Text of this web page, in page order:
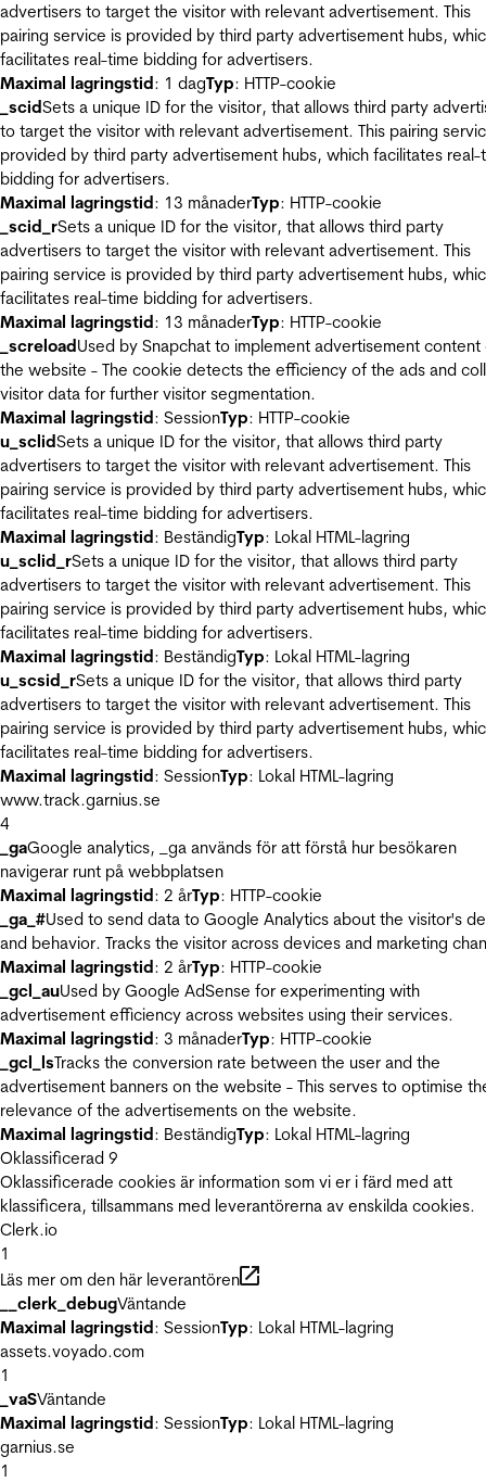
advertisers to target the visitor with relevant advertisement. This
pairing service is provided by third party advertisement hubs,
facilitates real-time bidding for advertisers.
Maximal lagringstid: 1 dagTyp: HTTP-cookie
_scidSets a unique ID for the visitor, that allows third party
to target the visitor with relevant advertisement. This pairing
provided by third party advertisement hubs, which facilitates real-
bidding for advertisers.
Maximal lagringstid: 13 månaderTyp: HTTP-cookie
_scid_rSets a unique ID for the visitor, that allows third party
advertisers to target the visitor with relevant advertisement. This
pairing service is provided by third party advertisement hubs,
facilitates real-time bidding for advertisers.
Maximal lagringstid: 13 månaderTyp: HTTP-cookie
_screloadUsed by Snapchat to implement advertisement content
the website - The cookie detects the efficiency of the ads and
visitor data for further visitor segmentation.
Maximal lagringstid: SessionTyp: HTTP-cookie
u_sclidSets a unique ID for the visitor, that allows third party
advertisers to target the visitor with relevant advertisement. This
pairing service is provided by third party advertisement hubs,
facilitates real-time bidding for advertisers.
Maximal lagringstid: BeständigTyp: Lokal HTML-lagring
u_sclid_rSets a unique ID for the visitor, that allows third party
advertisers to target the visitor with relevant advertisement. This
pairing service is provided by third party advertisement hubs,
facilitates real-time bidding for advertisers.
Maximal lagringstid: BeständigTyp: Lokal HTML-lagring
u_scsid_rSets a unique ID for the visitor, that allows third party
advertisers to target the visitor with relevant advertisement. This
pairing service is provided by third party advertisement hubs,
facilitates real-time bidding for advertisers.
Maximal lagringstid: SessionTyp: Lokal HTML-lagring
www.track.garnius.se
4
_gaGoogle analytics, _ga används för att förstå hur besökaren
navigerar runt på webbplatsen
Maximal lagringstid: 2 årTyp: HTTP-cookie
_ga_#Used to send data to Google Analytics about the visitor's
and behavior. Tracks the visitor across devices and marketing
Maximal lagringstid: 2 årTyp: HTTP-cookie
_gcl_auUsed by Google AdSense for experimenting with
advertisement efficiency across websites using their services.
Maximal lagringstid: 3 månaderTyp: HTTP-cookie
_gcl_lsTracks the conversion rate between the user and the
advertisement banners on the website - This serves to optimise
relevance of the advertisements on the website.
Maximal lagringstid: BeständigTyp: Lokal HTML-lagring
Oklassificerad 9
Oklassificerade cookies är information som vi er i färd med att
klassificera, tillsammans med leverantörerna av enskilda cookies.
Clerk.io
1
Läs mer om den här leverantören
__clerk_debugVäntande
Maximal lagringstid: SessionTyp: Lokal HTML-lagring
assets.voyado.com
1
_vaSVäntande
Maximal lagringstid: SessionTyp: Lokal HTML-lagring
garnius.se
1